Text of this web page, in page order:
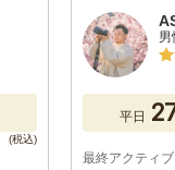
平日
最終アクティ